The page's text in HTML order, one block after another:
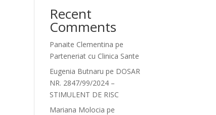
Recent
Comments
Panaite Clementina pe
Parteneriat cu Clinica Sante
Eugenia Butnaru pe DOSAR
NR. 2847/99/2024 –
STIMULENT DE RISC
Mariana Molocia pe